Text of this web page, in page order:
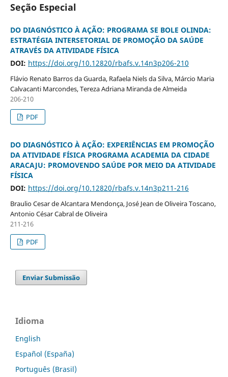
Seção Especial
DO DIAGNÓSTICO À AÇÃO: PROGRAMA SE BOLE OLINDA:
ESTRATÉGIA INTERSETORIAL DE PROMOÇÃO DA SAÚDE
ATRAVÉS DA ATIVIDADE FÍSICA
DOI: https://doi.org/10.12820/rbafs.v.14n3p206-210
Flávio Renato Barros da Guarda, Rafaela Niels da Silva, Márcio Maria
Calvacanti Marcondes, Tereza Adriana Miranda de Almeida
206-210
PDF
DO DIAGNÓSTICO À AÇÃO: EXPERIÊNCIAS EM PROMOÇÃO
DA ATIVIDADE FÍSICA PROGRAMA ACADEMIA DA CIDADE
ARACAJU: PROMOVENDO SAÚDE POR MEIO DA ATIVIDADE
FÍSICA
DOI: https://doi.org/10.12820/rbafs.v.14n3p211-216
Braulio Cesar de Alcantara Mendonça, José Jean de Oliveira Toscano,
Antonio César Cabral de Oliveira
211-216
PDF
Enviar Submissão
Idioma
English
Español (España)
Português (Brasil)